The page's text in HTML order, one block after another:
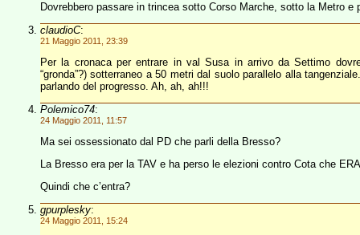
Dovrebbero passare in trincea sotto Corso Marche, sotto la Metro e
claudioC:
21 Maggio 2011, 23:39
Per la cronaca per entrare in val Susa in arrivo da Settimo
“gronda”?) sotterraneo a 50 metri dal suolo parallelo alla
parlando del progresso. Ah, ah, ah!!!
Polemico74:
24 Maggio 2011, 11:57
Ma sei ossessionato dal PD che parli della Bresso?
La Bresso era per la TAV e ha perso le elezioni contro Cota che
Quindi che c’entra?
gpurplesky:
24 Maggio 2011, 15:24